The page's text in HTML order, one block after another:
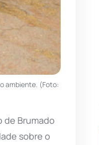
ambiente. (Foto:
de Brumado
sobre o